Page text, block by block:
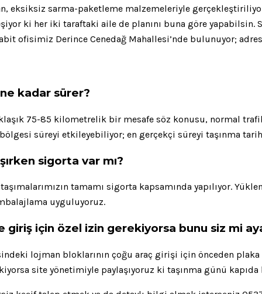
sarma-paketleme malzemeleriyle gerçekleştiriliyor.
ki her iki taraftaki aile de planını buna göre yapabilsin.
ofisimiz Derince Cenedağ Mahallesi’nde bulunuyor;
kadar sürer?
75-85 kilometrelik bir mesafe söz konusu, normal
süreyi etkileyebiliyor; en gerçekçi süreyi taşınma
sigorta var mı?
tamamı sigorta kapsamında yapılıyor.
uyguluyoruz.
giriş için özel izin gerekiyorsa bunu siz mi
lojman bloklarının çoğu araç girişi için önceden
site yönetimiyle paylaşıyoruz ki taşınma günü